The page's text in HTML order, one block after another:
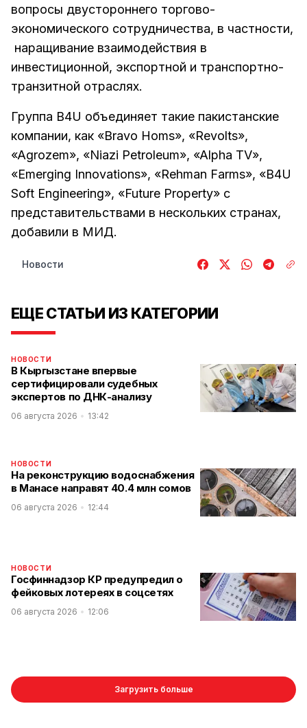
вопросы двустороннего торгово-
экономического сотрудничества, в частности,
наращивание взаимодействия в
инвестиционной, экспортной и транспортно-
транзитной отраслях.
Группа B4U объединяет такие пакистанские
компании, как «Bravo Homs», «Revolts»,
«Agrozem», «Niazi Petroleum», «Alpha TV»,
«Emerging Innovations», «Rehman Farms», «B4U
Soft Engineering», «Future Property» с
представительствами в нескольких странах,
добавили в МИД.
Новости
ЕЩЕ СТАТЬИ ИЗ КАТЕГОРИИ
НОВОСТИ
В Кыргызстане впервые
сертифицировали судебных
экспертов по ДНК-анализу
06 августа 2026 13:42
НОВОСТИ
На реконструкцию водоснабжения
в Манасе направят 40.4 млн сомов
06 августа 2026 12:44
НОВОСТИ
Госфиннадзор КР предупредил о
фейковых лотереях в соцсетях
06 августа 2026 12:06
Загрузить больше